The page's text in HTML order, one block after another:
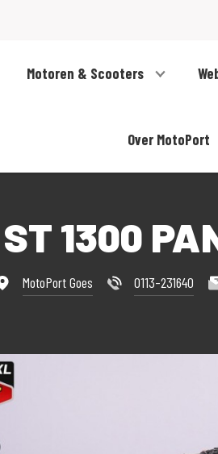
Motoren & Scooters
Over MotoPort
1300
MotoPort Goes 0113-231640